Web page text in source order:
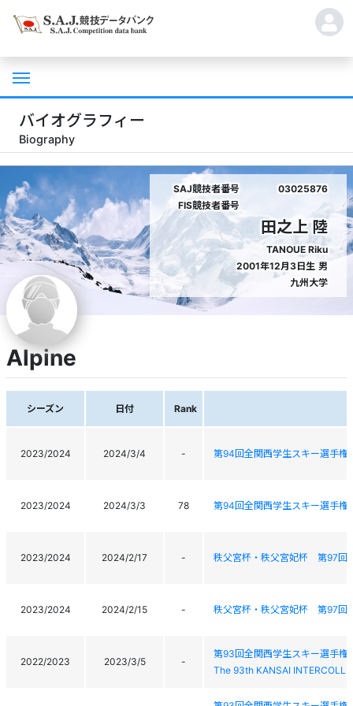
バイオグラフィー
Biography
SAJ競技者番号
03025876
FIS競技者番号
田之上 陸
TANOUE Riku
2001年12月3日生 男
九州大学
Alpine
シーズン 日付 Rank
2023/2024 2024/3/4 - 第94回全関西学生スキー選手権
2023/2024 2024/3/3 78 第94回全関西学生スキー選手権
2023/2024 2024/2/17 - 秩父宮杯・秩父宮妃杯 第97回
2023/2024 2024/2/15 - 秩父宮杯・秩父宮妃杯 第97回
2022/2023 2023/3/5 -
第93回全関西学生スキー選手権
The 93th KANSAI